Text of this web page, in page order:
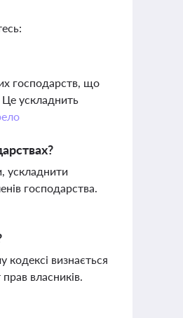
господарств, що
Це ускладнить
ускладнити
господарства.
визнається
власників.